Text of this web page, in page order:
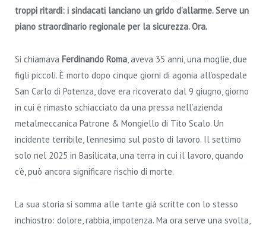
troppi ritardi: i sindacati lanciano un grido d’allarme. Serve un
piano straordinario regionale per la sicurezza. Ora.
Si chiamava Ferdinando Roma, aveva 35 anni, una moglie, due
figli piccoli. È morto dopo cinque giorni di agonia all’ospedale
San Carlo di Potenza, dove era ricoverato dal 9 giugno, giorno
in cui è rimasto schiacciato da una pressa nell’azienda
metalmeccanica Patrone & Mongiello di Tito Scalo. Un
incidente terribile, l’ennesimo sul posto di lavoro. Il settimo
solo nel 2025 in Basilicata, una terra in cui il lavoro, quando
c’è, può ancora significare rischio di morte.
La sua storia si somma alle tante già scritte con lo stesso
inchiostro: dolore, rabbia, impotenza. Ma ora serve una svolta,